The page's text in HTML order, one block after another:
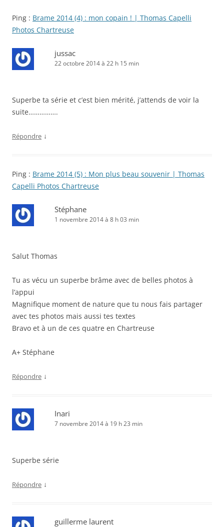
Ping : Brame 2014 (4) : mon copain ! | Thomas Capelli
Photos Chartreuse
jussac
22 octobre 2014 à 22 h 15 min
Superbe ta série et c’est bien mérité, j’attends de voir la
suite…………….
Répondre ↓
Ping : Brame 2014 (5) : Mon plus beau souvenir | Thomas
Capelli Photos Chartreuse
Stéphane
1 novembre 2014 à 8 h 03 min
Salut Thomas
Tu as vécu un superbe brâme avec de belles photos à
l’appui
Magnifique moment de nature que tu nous fais partager
avec tes photos mais aussi tes textes
Bravo et à un de ces quatre en Chartreuse
A+ Stéphane
Répondre ↓
Inari
7 novembre 2014 à 19 h 23 min
Superbe série
Répondre ↓
guillerme laurent